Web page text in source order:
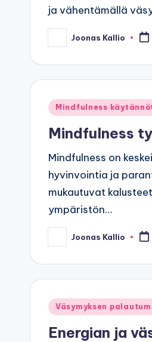
ja vähentämällä
Posted
by
Joonas Kallio
Posted
Mindfulness
Mindfulness
Mindfulness on
hyvinvointia ja
mukautuvat
ympäristön…
Posted
by
Joonas Kallio
Posted
Väsymyksen
Energian ja